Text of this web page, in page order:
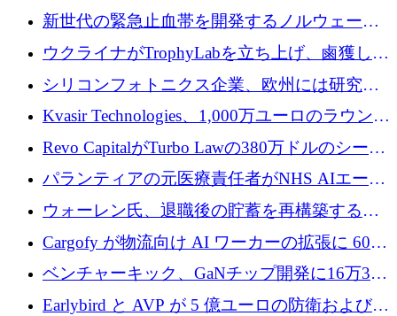
億ユーロの防衛および二重用途成長基金EDM
を開始、ヨーロッパのシリコンフォトニクス
に警告
新世代の緊急止血帯を開発するノルウェーの
スタートアップ企業を紹介する
ウクライナがTrophyLabを立ち上げ、鹵獲した
ロシア兵器を戦場の研究開発プラットフォー
ムに変える
シリコンフォトニクス企業、欧州には研究を
商業的に成功させるためのインフラが不足し
Kvasir Technologies、1,000万ユーロのラウンド
で成長を促進
Revo CapitalがTurbo Lawの380万ドルのシード
ラウンドを主導し、訴訟プラットフォームを
パランティアの元医療責任者がNHS AIエージ
ェントの立ち上げに1,000万ポンドを調達
ウォーレン氏、退職後の貯蓄を再構築するた
めに1,000万ユーロを調達
Cargofy が物流向け AI ワーカーの拡張に 600
万ドルを獲得
ベンチャーキック、GaNチップ開発に16万3千
ユーロでMinisaを支援
Earlybird と AVP が 5 億ユーロの防衛および二